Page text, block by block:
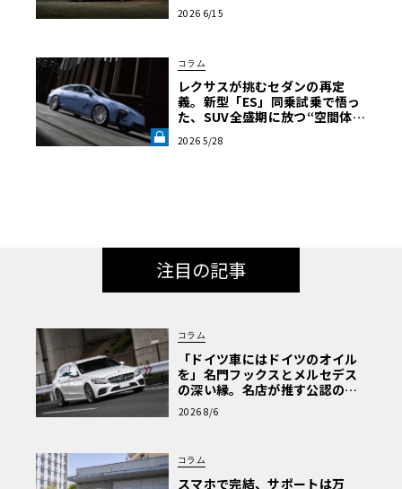
2026 6/15
コラム
レクサスが挑むセダンの再定
義。新型「ES」同乗試乗で悟っ
た、SUV全盛期に放つ“空間体
2026 5/28
注目の記事
コラム
「ドイツ車にはドイツのオイル
を」名門フックスとメルセデス
の深い縁。名店が推す公認の安
心と、Cクラスで味わうシルキー
な走り〈PR〉
2026 8/6
コラム
スマホで完結、サポートは万